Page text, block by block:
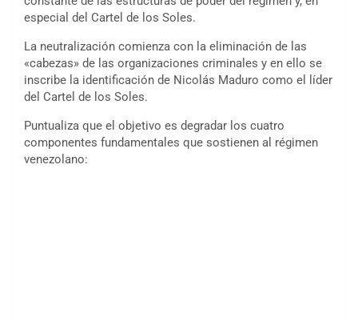
especial del Cartel de los Soles.
La neutralización comienza con la eliminación de las
«cabezas» de las organizaciones criminales y en ello se
inscribe la identificación de Nicolás Maduro como el líder
del Cartel de los Soles.
Puntualiza que el objetivo es degradar los cuatro
componentes fundamentales que sostienen al régimen
venezolano: